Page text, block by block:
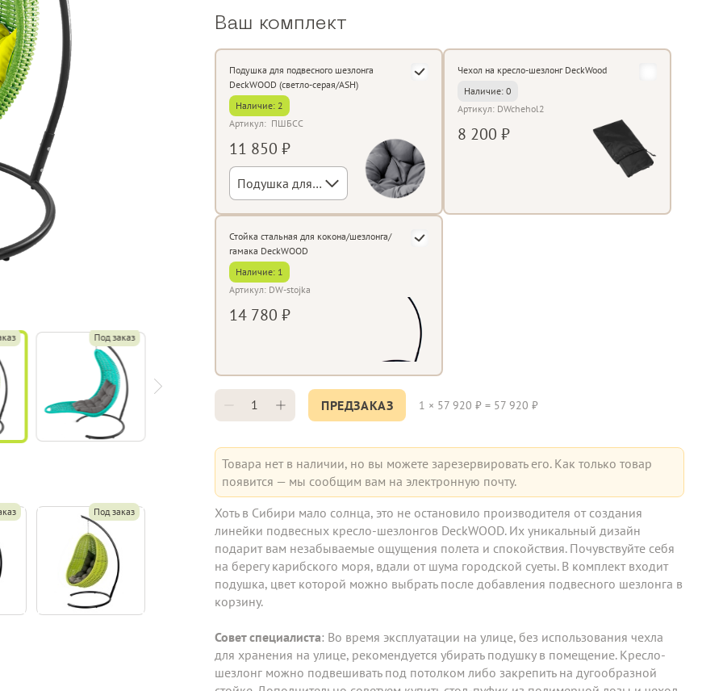
Под заказ
Под заказ
Ваш комплект
Подушка для подвесного шезлонга
DeckWOOD (светло-серая/ASH)
Наличие: 2
Артикул: ПШБСС
11 850 ₽
Подушка для подвесного шезлонга DeckWOOD (светло-серая/ASH)
Чехол на кресло-шезлонг DeckWood
Наличие: 0
Артикул: DWchehol2
8 200 ₽
Стойка стальная для кокона/шезлонга/
гамака DeckWOOD
Наличие: 1
Артикул: DW-stojka
14 780 ₽
ПРЕДЗАКАЗ 1 × 57 920 ₽ = 57 920 ₽
Товара нет в наличии, но вы можете зарезервировать его. Как только товар
появится — мы сообщим вам на электронную почту.
Хоть в Сибири мало солнца, это не остановило производителя от создания
линейки подвесных кресло-шезлонгов DeckWOOD. Их уникальный дизайн
подарит вам незабываемые ощущения полета и спокойствия. Почувствуйте себя
на берегу карибского моря, вдали от шума городской суеты. В комплект входит
подушка, цвет которой можно выбрать после добавления подвесного шезлонга в
корзину.
Совет специалиста: Во время эксплуатации на улице, без использования чехла
для хранения на улице, рекомендуется убирать подушку в помещение. Кресло-
шезлонг можно подвешивать под потолком либо закрепить на дугообразной